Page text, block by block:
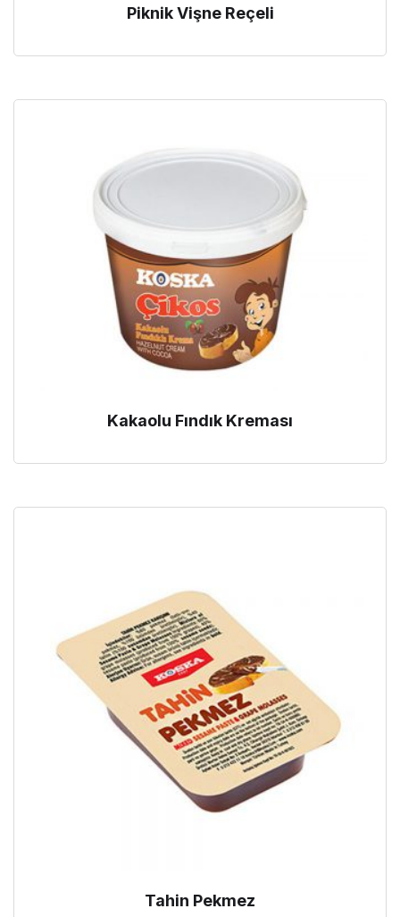
Piknik Vişne Reçeli
Kakaolu Fındık Kreması
Tahin Pekmez